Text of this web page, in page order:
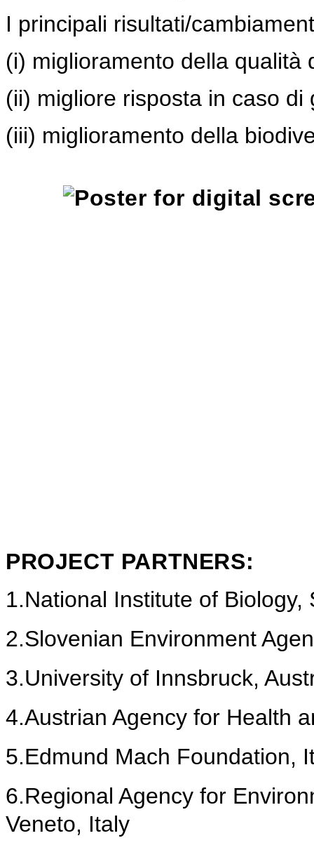
I principali risultati/
(i) miglioramento della qualità
(ii) migliore risposta in caso
(iii) miglioramento della
PROJECT PARTNERS:
1.National Institute of Biology,
2.Slovenian Environment
3.University of Innsbruck,
4.Austrian Agency for Health
5.Edmund Mach Foundation,
6.Regional Agency for
Veneto, Italy